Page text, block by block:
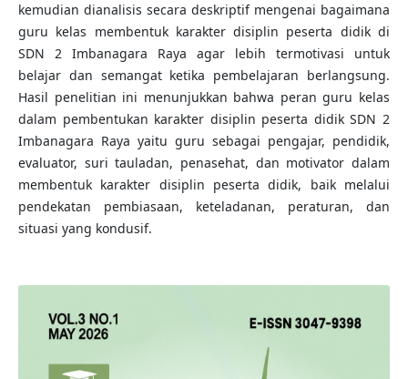
kemudian dianalisis secara deskriptif mengenai bagaimana
guru kelas membentuk karakter disiplin peserta didik di
SDN 2 Imbanagara Raya agar lebih termotivasi untuk
belajar dan semangat ketika pembelajaran berlangsung.
Hasil penelitian ini menunjukkan bahwa peran guru kelas
dalam pembentukan karakter disiplin peserta didik SDN 2
Imbanagara Raya yaitu guru sebagai pengajar, pendidik,
evaluator, suri tauladan, penasehat, dan motivator dalam
membentuk karakter disiplin peserta didik, baik melalui
pendekatan pembiasaan, keteladanan, peraturan, dan
situasi yang kondusif.